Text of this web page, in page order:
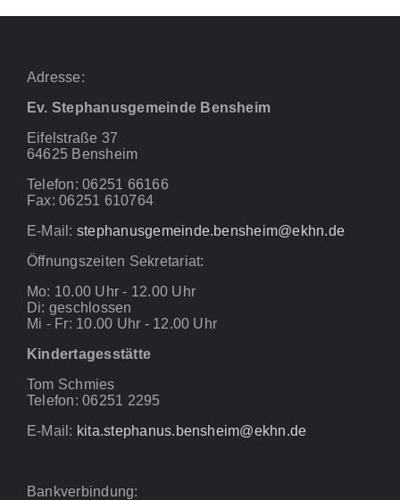
Adresse:
Ev. Stephanusgemeinde Bensheim
Eifelstraße 37
64625 Bensheim
Telefon: 06251 66166
Fax: 06251 610764
E-Mail: stephanusgemeinde.bensheim@ekhn.de
Öffnungszeiten Sekretariat:
Mo: 10.00 Uhr - 12.00 Uhr
Di: geschlossen
Mi - Fr: 10.00 Uhr - 12.00 Uhr
Kindertagesstätte
Tom Schmies
Telefon: 06251 2295
E-Mail: kita.stephanus.bensheim@ekhn.de
Bankverbindung: